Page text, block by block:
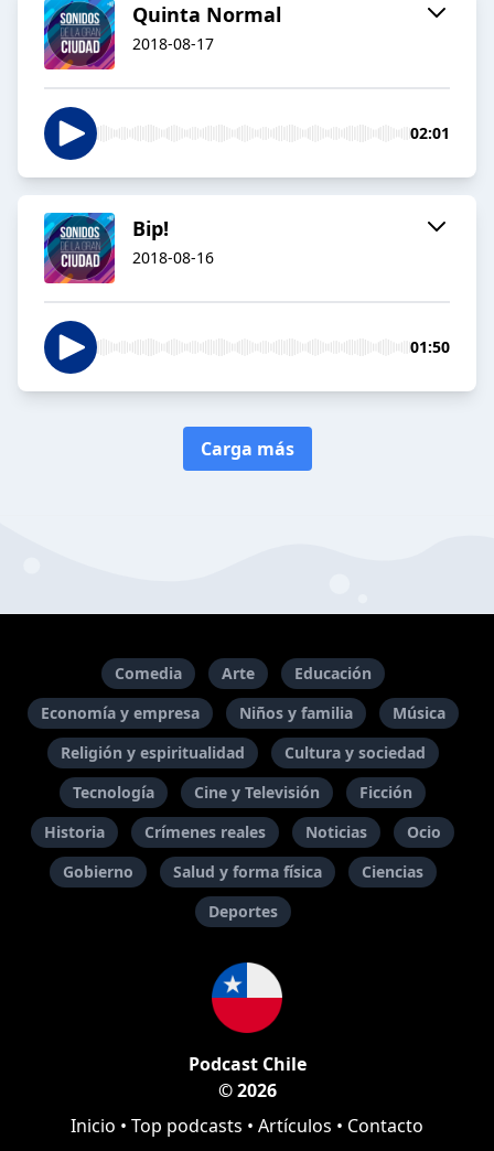
Quinta Normal
2018-08-17
02:01
Bip!
2018-08-16
01:50
Carga más
Comedia Arte
Educación
Economía y empresa
Niños y familia
Música
Religión y espiritualidad
Cultura y sociedad
Tecnología
Cine y Televisión
Ficción
Historia
Crímenes reales Noticias
Ocio
Gobierno
Salud y forma física
Ciencias
Deportes
Podcast Chile
© 2026
Inicio • Top podcasts • Artículos • Contacto